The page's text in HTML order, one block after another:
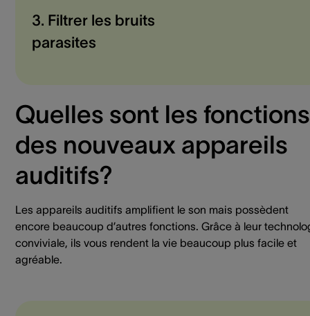
3. Filtrer les bruits
parasites
Quelles sont les fonctions
des nouveaux appareils
auditifs?
Les appareils auditifs amplifient le son mais possèdent
encore beaucoup d’autres fonctions. Grâce à leur
conviviale, ils vous rendent la vie beaucoup plus facile et
agréable.